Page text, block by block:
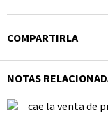
COMPARTIRLA
NOTAS